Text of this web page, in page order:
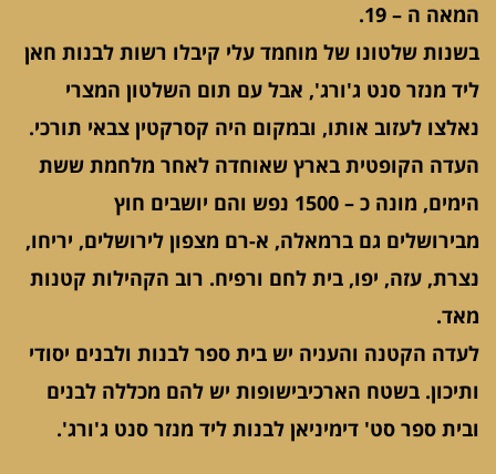
המאה ה – 19.
בשנות שלטונו של מוחמד עלי קיבלו רשות לבנות חאן
ליד מנזר סנט ג'ורג', אבל עם תום השלטון המצרי
נאלצו לעזוב אותו, ובמקום היה קסרקטין צבאי תורכי.
העדה הקופטית בארץ שאוחדה לאחר מלחמת ששת
הימים, מונה כ – 1500 נפש והם יושבים חוץ
מבירושלים גם ברמאלה, א-רם מצפון לירושלים, יריחו,
נצרת, עזה, יפו, בית לחם ורפיח. רוב הקהילות קטנות
מאד.
לעדה הקטנה והעניה יש בית ספר לבנות ולבנים יסודי
ותיכון. בשטח הארכיבישופות יש להם מכללה לבנים
ובית ספר סט' דימיניאן לבנות ליד מנזר סנט ג'ורג'.